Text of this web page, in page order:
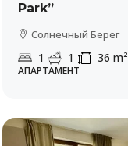
Park”
Солнечный Берег
1 1 36 m²
АПАРТАМЕНТ